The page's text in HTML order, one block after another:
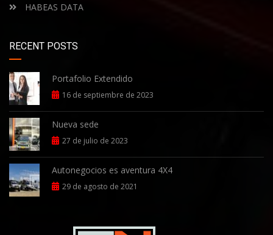
HABEAS DATA
RECENT POSTS
Portafolio Extendido
16 de septiembre de 2023
Nueva sede
27 de julio de 2023
Autonegocios es aventura 4X4
29 de agosto de 2021